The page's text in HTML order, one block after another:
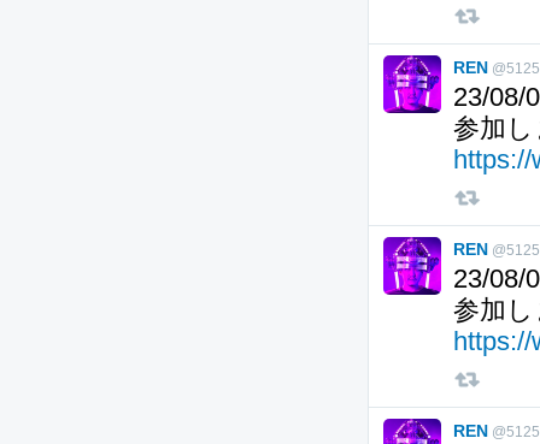
REN
23/08/
参加
https://
REN
23/08/
参加
https://
REN